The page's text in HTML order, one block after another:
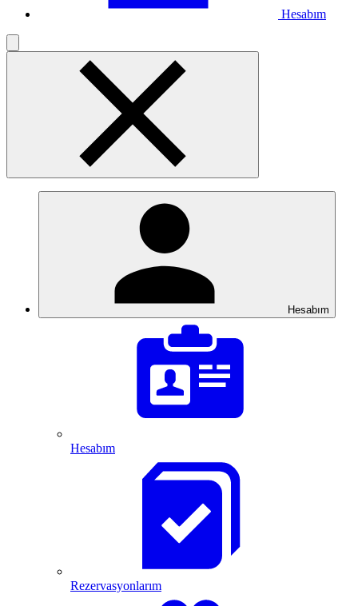
Hesabım
Hesabım
Hesabım
Rezervasyonlarım